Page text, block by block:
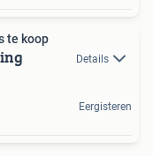
te koop
Details
Eergisteren